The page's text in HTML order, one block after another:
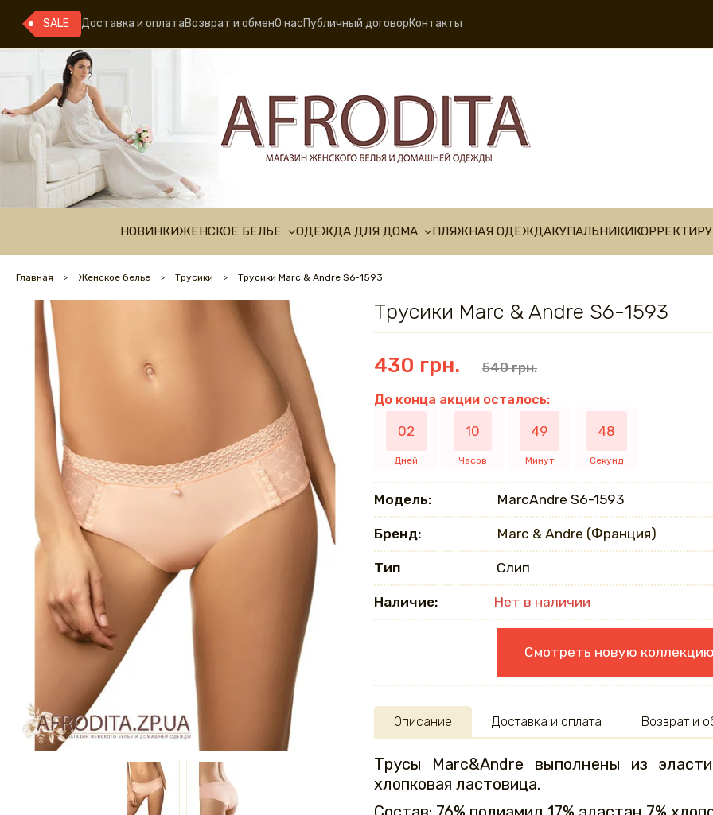
SALE Доставка и оплатаВозврат и обменО насПубличный договорКонтакты
НОВИНКИЖЕНСКОЕ БЕЛЬЕ ОДЕЖДА ДЛЯ ДОМА ПЛЯЖНАЯ ОДЕЖДАКУПАЛЬНИКИ
Главная Женское белье Трусики Трусики Marc & Andre S6-1593
Трусики Marc & Andre S6-1593
430 грн.
540 грн.
До конца акции осталось:
02
Дней
10
Часов
49
Минут
47
Секунд
Модель: MarcAndrе S6-1593
Бренд: Marc & Andre (Франция)
Тип Слип
Наличие: Нет в наличии
Смотреть новую
Описание
Трусы Marc&Andre выполнены из
хлопковая ластовица.
Доставка и оплата Возврат и